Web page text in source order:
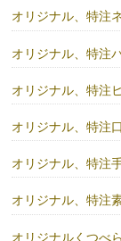
オリジナル、特注
オリジナル、特注
オリジナル、特注
オリジナル、特注
オリジナル、特注
オリジナル、特注
オリジナルくつべ